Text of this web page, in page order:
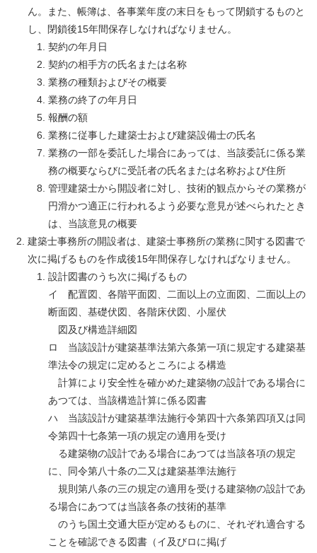
ん。また、帳簿は、各事業年度の末日をもって閉鎖するものと
し、閉鎖後15年間保存しなければなりません。
契約の年月日
契約の相手方の氏名または名称
業務の種類およびその概要
業務の終了の年月日
報酬の額
業務に従事した建築士および建築設備士の氏名
業務の一部を委託した場合にあっては、当該委託に係る業
務の概要ならびに受託者の氏名または名称および住所
管理建築士から開設者に対し、技術的観点からその業務が
円滑かつ適正に行われるよう必要な意見が述べられたとき
は、当該意見の概要
建築士事務所の開設者は、建築士事務所の業務に関する図書で
次に掲げるものを作成後15年間保存しなければなりません。
設計図書のうち次に掲げるもの
イ 配置図、各階平面図、二面以上の立面図、二面以上の
断面図、基礎伏図、各階床伏図、小屋伏
図及び構造詳細図
ロ 当該設計が建築基準法第六条第一項に規定する建築基
準法令の規定に定めるところによる構造
計算により安全性を確かめた建築物の設計である場合に
あつては、当該構造計算に係る図書
ハ 当該設計が建築基準法施行令第四十六条第四項又は同
令第四十七条第一項の規定の適用を受け
る建築物の設計である場合にあつては当該各項の規定
に、同令第八十条の二又は建築基準法施行
規則第八条の三の規定の適用を受ける建築物の設計であ
る場合にあつては当該各条の技術的基準
のうち国土交通大臣が定めるものに、それぞれ適合する
ことを確認できる図書（イ及びロに掲げ